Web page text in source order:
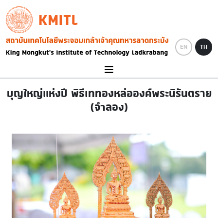
Skip to main content
KMITL
Image
EN TH
บุญใหญ่แห่งปี พิธีเททองหล่อองค์พระนิรันตราย
(จำลอง)